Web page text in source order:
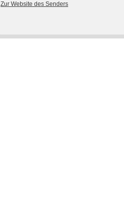
Zur Website des Senders